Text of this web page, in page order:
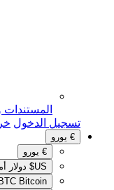
تسجيل الدخول
€ يورو
€ يورو
US$
دولار
Bitcoin